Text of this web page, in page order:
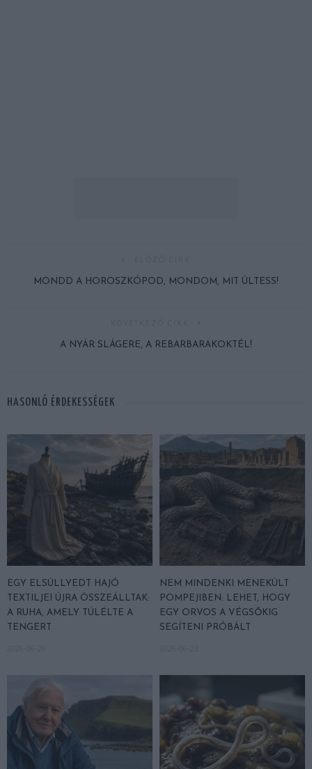
MONDD A HOROSZKÓPOD, MONDOM, MIT ÜLTESS!
A NYÁR SLÁGERE, A REBARBARAKOKTÉL!
HASONLÓ ÉRDEKESSÉGEK
EGY ELSÜLLYEDT HAJÓ
TEXTILJEI ÚJRA ÖSSZEÁLLTAK:
A RUHA, AMELY TÚLÉLTE A
TENGERT
NEM MINDENKI MENEKÜLT
POMPEJIBEN: LEHET, HOGY
EGY ORVOS A VÉGSŐKIG
SEGÍTENI PRÓBÁLT